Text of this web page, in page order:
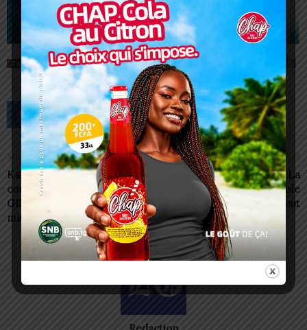
TAGS AFROSYNC FEATURED OPUIS AWARDS 2024
Article précédent
Kara/ Lutte contre la
corruption: HAPLUCIA et
GIZ sensibilisent les
magistrats
Article suivant
Togo/Crise énergétique: La
ministre Mila Aziable
explique tout